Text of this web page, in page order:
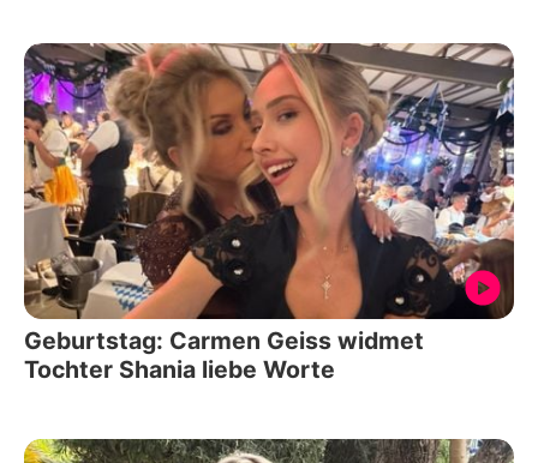
Geburtstag: Carmen Geiss widmet
Tochter Shania liebe Worte